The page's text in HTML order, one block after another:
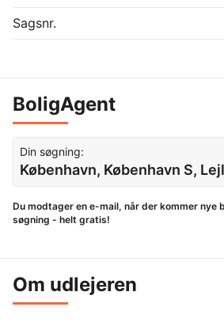
Sagsnr.
BoligAgent
Din søgning:
København, København S,
Du modtager en e-mail, når der kommer nye
søgning - helt gratis!
Om udlejeren